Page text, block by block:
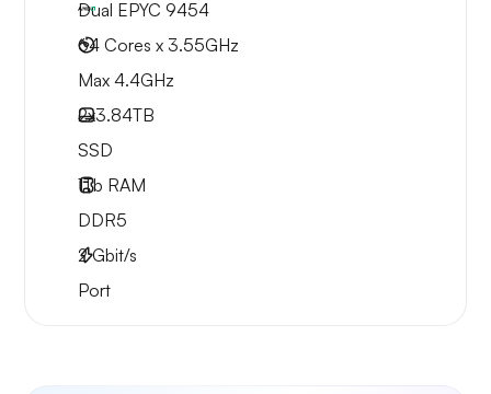
Dual EPYC 9454
64 Cores x 3.55GHz
Max 4.4GHz
2x3.84TB
SSD
1Tb RAM
DDR5
2Gbit/s
Port